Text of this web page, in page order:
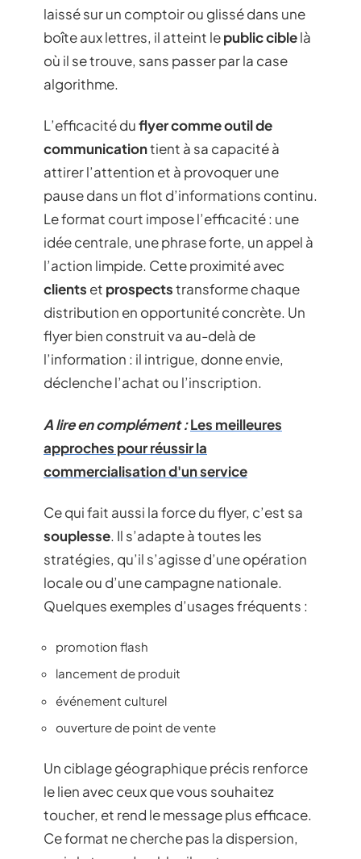
laissé sur un comptoir ou glissé dans une
boîte aux lettres, il atteint lepublic ciblelà
où il se trouve, sans passer par la case
algorithme.
L’efficacité duflyer comme outil de
communicationtient à sa capacité à
attirer l’attention et à provoquer une
pause dans un flot d’informations continu.
Le format court impose l’efficacité : une
idée centrale, une phrase forte, un appel à
l’action limpide. Cette proximité avec
clients et prospectstransforme chaque
distribution en opportunité concrète. Un
flyer bien construit va au-delà de
l’information : il intrigue, donne envie,
déclenche l’achat ou l’inscription.
A lire en complément :Les meilleures
approches pour réussir la
commercialisation d'un service
Ce qui fait aussi la force du flyer, c’est sa
souplesse. Il s’adapte à toutes les
stratégies, qu’il s’agisse d’une opération
locale ou d’une campagne nationale.
Quelques exemples d’usages fréquents :
promotion flash
lancement de produit
événement culturel
ouverture de point de vente
Un ciblage géographique précis renforce
le lien avec ceux que vous souhaitez
toucher, et rend le message plus efficace.
Ce format ne cherche pas la dispersion,